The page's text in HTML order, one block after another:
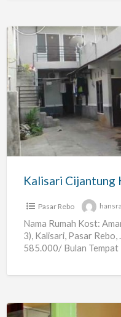
Kalisari
Cijantung
Home
Kost
Pasar Rebo
Nama Rumah Kost:
3), Kalisari, Pasar
585.000/ Bulan